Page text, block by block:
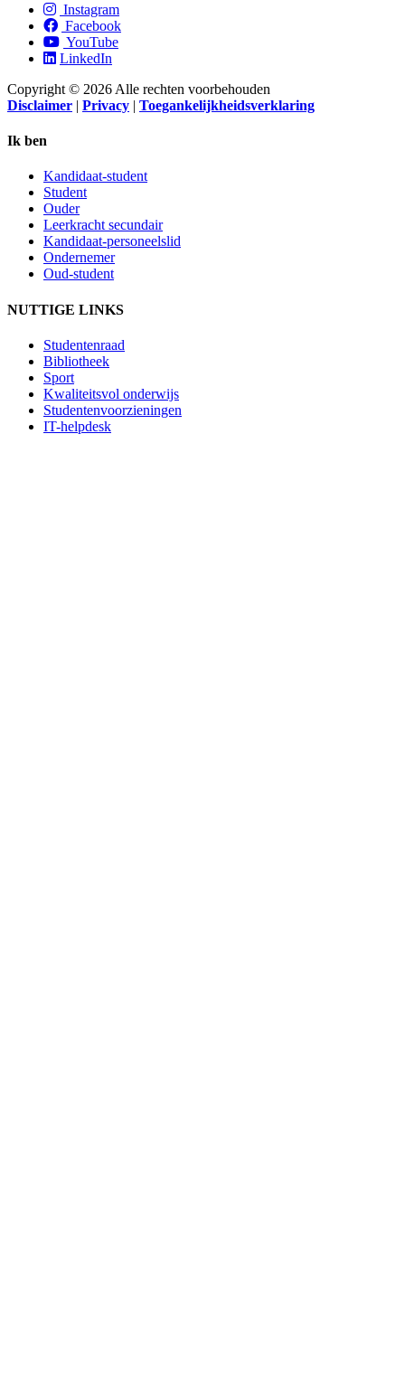
Instagram
Facebook
YouTube
LinkedIn
Copyright © 2026 Alle rechten voorbehouden
Disclaimer | Privacy | Toegankelijkheidsverklaring
Ik ben
Kandidaat-student
Student
Ouder
Leerkracht secundair
Kandidaat-personeelslid
Ondernemer
Oud-student
NUTTIGE LINKS
Studentenraad
Bibliotheek
Sport
Kwaliteitsvol onderwijs
Studentenvoorzieningen
IT-helpdesk